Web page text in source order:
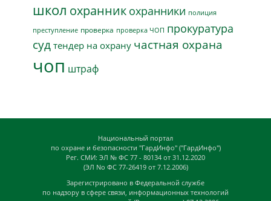
школ охранник охранники полиция
преступление проверка проверка ЧОП прокуратура
суд тендер на охрану частная охрана
чоп штраф
Национальный портал
по охране и безопасности "ГардИнфо" ("ГардИнфо")
Рег. СМИ: ЭЛ № ФС 77 - 80134 от 31.12.2020
(ЭЛ No ФС 77-26419 от 7.12.2006)
Зарегистрировано в Федеральной службе
по надзору в сфере связи, информационных технологий